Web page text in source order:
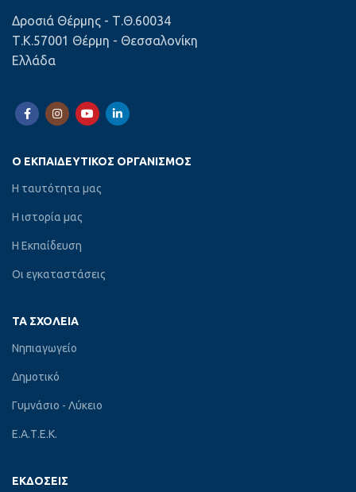
Δροσιά Θέρμης - Τ.Θ.60034
Τ.Κ.57001 Θέρμη - Θεσσαλονίκη
Ελλάδα
Ο ΕΚΠΑΙΔΕΥΤΙΚΌΣ ΟΡΓΑΝΙΣΜΌΣ
Η ταυτότητα μας
Η ιστορία μας
Η Εκπαίδευση
Οι εγκαταστάσεις
ΤΑ ΣΧΟΛΕΊΑ
Νηπιαγωγείο
Δημοτικό
Γυμνάσιο - Λύκειο
Ε.Α.Τ.Ε.Κ.
ΕΚΔΌΣΕΙΣ